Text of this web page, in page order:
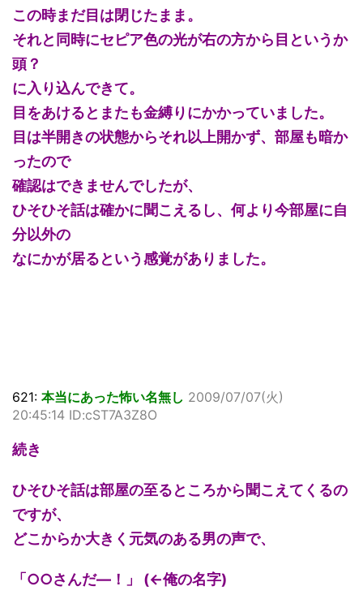
この時まだ目は閉じたまま。
それと同時にセピア色の光が右の方から目というか
頭？
に入り込んできて。
目をあけるとまたも金縛りにかかっていました。
目は半開きの状態からそれ以上開かず、部屋も暗か
ったので
確認はできませんでしたが、
ひそひそ話は確かに聞こえるし、何より今部屋に自
分以外の
なにかが居るという感覚がありました。
621: 本当にあった怖い名無し 2009/07/07(火)
20:45:14 ID:cST7A3Z8O
続き
ひそひそ話は部屋の至るところから聞こえてくるの
ですが、
どこからか大きく元気のある男の声で、
「○○さんだ―！」 (←俺の名字)